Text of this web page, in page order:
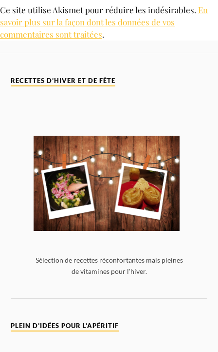
Ce site utilise Akismet pour réduire les indésirables. En
savoir plus sur la façon dont les données de vos
commentaires sont traitées.
RECETTES D’HIVER ET DE FÊTE
Sélection de recettes réconfortantes mais pleines
de vitamines pour l'hiver.
PLEIN D’IDÉES POUR L’APÉRITIF